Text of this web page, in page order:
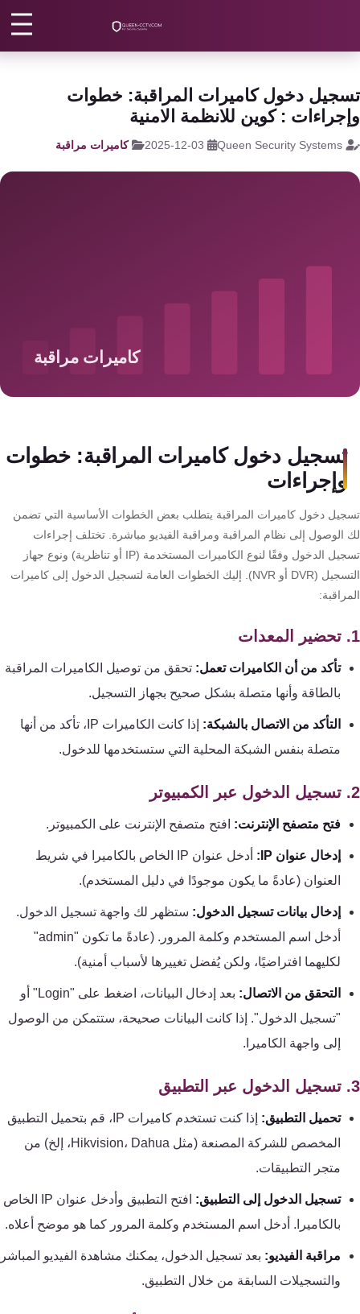
من نحن
دخول كاميرات المراقبة: خطوات
: كوين للانظمة الامنية
Queen Security Systems
2025-12-03 كاميرات مراقبة
تسجيل دخول كاميرات المراقبة: خطوات
وإجراءات
دخول كاميرات المراقبة يتطلب بعض الخطوات الأساسية التي تضمن
الوصول إلى نظام المراقبة ومراقبة الفيديو مباشرة. تختلف إجراءات
تسجيل الدخول وفقًا لنوع الكاميرات المستخدمة (IP أو تناظرية) ونوع جهاز
التسجيل (DVR أو NVR). إليك الخطوات العامة لتسجيل الدخول إلى كاميرات
تأكد من أن الكاميرات تعمل: تحقق من توصيل الكاميرات المراقبة
بالطاقة وأنها متصلة بشكل صحيح بجهاز التسجيل.
التأكد من الاتصال بالشبكة:
إذا كانت الكاميرات IP، تأكد من أنها
متصلة بنفس الشبكة المحلية التي ستستخدمها للدخول.
فتح متصفح الإنترنت:افتح متصفح الإنترنت على الكمبيوتر.
إدخال عنوان IP:
أدخل عنوان IP الخاص بالكاميرا في شريط
العنوان (عادةً ما يكون موجودًا في دليل المستخدم).
إدخال بيانات تسجيل الدخول: ستظهر لك واجهة تسجيل الدخول.
أدخل اسم المستخدم وكلمة المرور. (عادةً ما تكون "admin"
لكليهما افتراضيًا، ولكن يُفضل تغييرها لأسباب أمنية).
التحقق من الاتصال:
بعد إدخال البيانات، اضغط على "Login" أو
"تسجيل الدخول". إذا كانت البيانات صحيحة، ستتمكن من الوصول
إلى واجهة الكاميرا.
تحميل التطبيق:
إذا كنت تستخدم كاميرات IP، قم بتحميل التطبيق
المخصص للشركة المصنعة (مثل Hikvision، Dahua، إلخ) من
متجر التطبيقات.
تسجيل الدخول إلى التطبيق:
افتح التطبيق وأدخل عنوان IP الخاص
بالكاميرا. أدخل اسم المستخدم وكلمة المرور كما هو موضح أعلاه.
مراقبة الفيديو:بعد تسجيل الدخول، يمكنك مشاهدة الفيديو المباشر
والتسجيلات السابقة من خلال التطبيق.
كالون
الباب
الذكي
هوم
سيستم
أمنية
للشركات
والمصانع
بصمة
الحضور
والانصراف
تقوية
شبكات
والانترنت
إنذار
السرقة
الحريق
كنترول